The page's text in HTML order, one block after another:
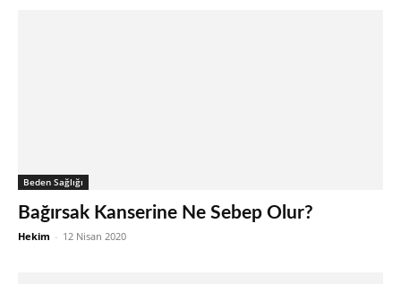
Beden Sağlığı
Bağırsak Kanserine Ne Sebep Olur?
Hekim - 12 Nisan 2020